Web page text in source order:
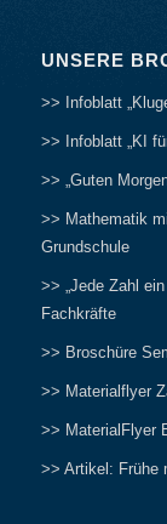
UNSERE
>> Infoblatt
>> Infoblatt „KI
>> „Guten
>> Mathematik
Grundschule
>> „Jede Zahl
Fachkräfte
>> Broschüre
>> Materialflyer
>> MaterialFlyer
>> Artikel: Frühe